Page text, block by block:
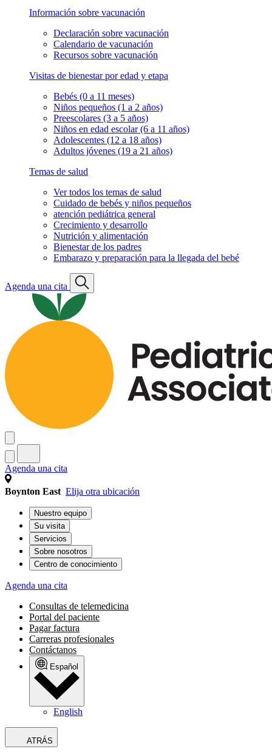
Información sobre vacunación
Declaración sobre vacunación
Calendario de vacunación
Recursos sobre vacunación
Visitas de bienestar por edad y etapa
Bebés (0 a 11 meses)
Niños pequeños (1 a 2 años)
Preescolares (3 a 5 años)
Niños en edad escolar (6 a 11 años)
Adolescentes (12 a 18 años)
Adultos jóvenes (19 a 21 años)
Temas de salud
Ver todos los temas de salud
Cuidado de bebés y niños pequeños
atención pediátrica general
Crecimiento y desarrollo
Nutrición y alimentación
Bienestar de los padres
Embarazo y preparación para la llegada del bebé
Agenda una cita
Agenda una cita
Boynton East Elija otra ubicación
Nuestro equipo
Su visita
Servicios
Sobre nosotros
Centro de conocimiento
Agenda una cita
Consultas de telemedicina
Portal del paciente
Pagar factura
Carreras profesionales
Contáctanos
Español
English
ATRÁS